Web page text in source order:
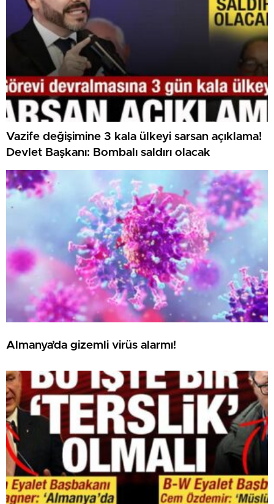
Vazife değişimine 3 kala ülkeyi sarsan açıklama!
Devlet Başkanı: Bombalı saldırı olacak
Almanya’da gizemli virüs alarmı!